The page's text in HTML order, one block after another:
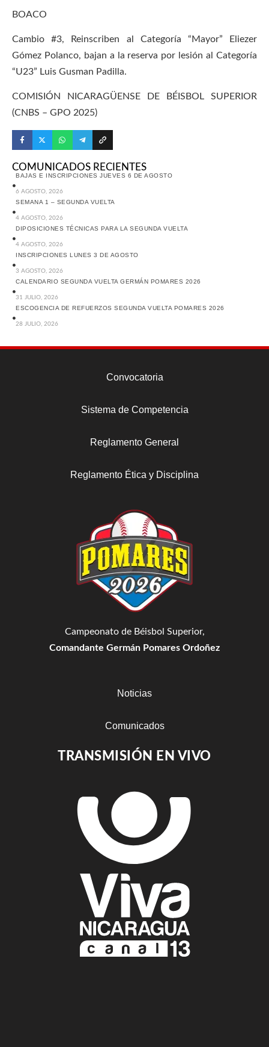
BOACO
Cambio #3, Reinscriben al Categoría “Mayor” Eliezer
Gómez Polanco, bajan a la reserva por lesión al Categoría
“U23” Luis Gusman Padilla.
COMISIÓN NICARAGÜENSE DE BÉISBOL SUPERIOR
(CNBS – GPO 2025)
COMUNICADOS RECIENTES
BAJAS E INSCRIPCIONES JUEVES 6 DE AGOSTO
6 AGOSTO, 2026
SEMANA 1 – SEGUNDA VUELTA
4 AGOSTO, 2026
DIPOSICIONES TÉCNICAS PARA LA SEGUNDA VUELTA
4 AGOSTO, 2026
INSCRIPCIONES LUNES 3 DE AGOSTO
3 AGOSTO, 2026
CALENDARIO SEGUNDA VUELTA GERMÁN POMARES 2026
31 JULIO, 2026
ESCOGENCIA DE REFUERZOS SEGUNDA VUELTA POMARES 2026
28 JULIO, 2026
Convocatoria
Sistema de Competencia
Reglamento General
Reglamento Ética y Disciplina
Campeonato de Béisbol Superior,
Comandante Germán Pomares Ordoñez
Noticias
Comunicados
Estadisticas
Resultados
TRANSMISIÓN EN VIVO